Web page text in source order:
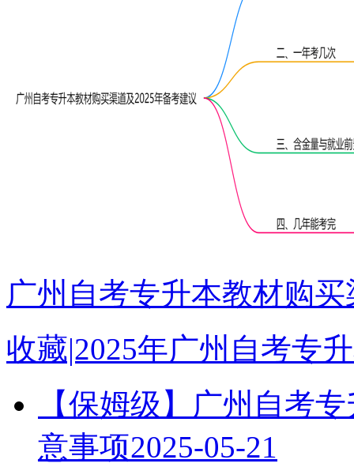
广州自考专升本教材购
收藏|2025年广州自考专
【保姆级】广州自考
意事项2025-05-21